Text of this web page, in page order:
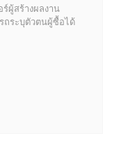
ร์ผู้สร้างผลงาน
ถระบุตัวตนผู้ซื้อได้